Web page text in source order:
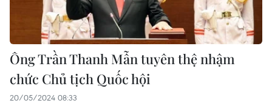
Ông Trần Thanh Mẫn tuyên thệ nhậm
chức Chủ tịch Quốc hội
20/05/2024 08:33